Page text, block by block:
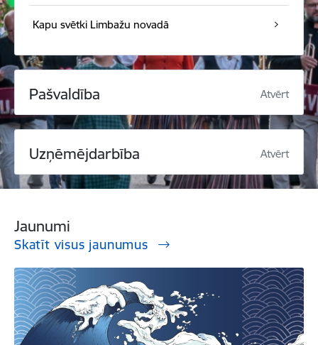
Kapu svētki Limbažu novadā
Pašvaldība Atvērt
Uzņēmējdarbība Atvērt
Jaunumi
Skatīt visus jaunumus